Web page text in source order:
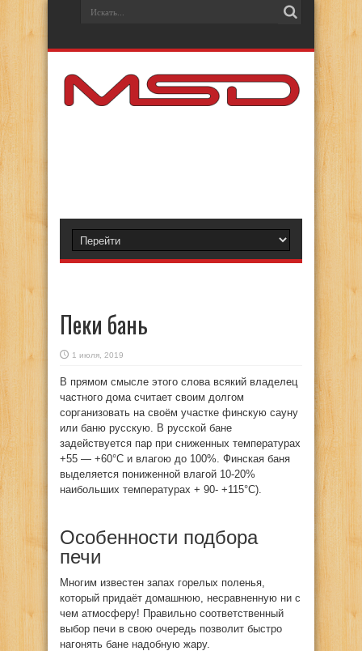
Пеки бань
1 июля, 2019
В прямом смысле этого слова всякий владелец
частного дома считает своим долгом
сорганизовать на своём участке финскую сауну
или баню русскую. В русской бане
задействуется пар при сниженных температурах
+55 — +60°С и влагою до 100%. Финская баня
выделяется пониженной влагой 10-20%
наибольших температурах + 90- +115°С).
Особенности подбора
печи
Многим известен запах горелых поленья,
который придаёт домашнюю, несравненную ни с
чем атмосферу! Правильно соответственный
выбор печи в свою очередь позволит быстро
нагонять бане надобную жару.